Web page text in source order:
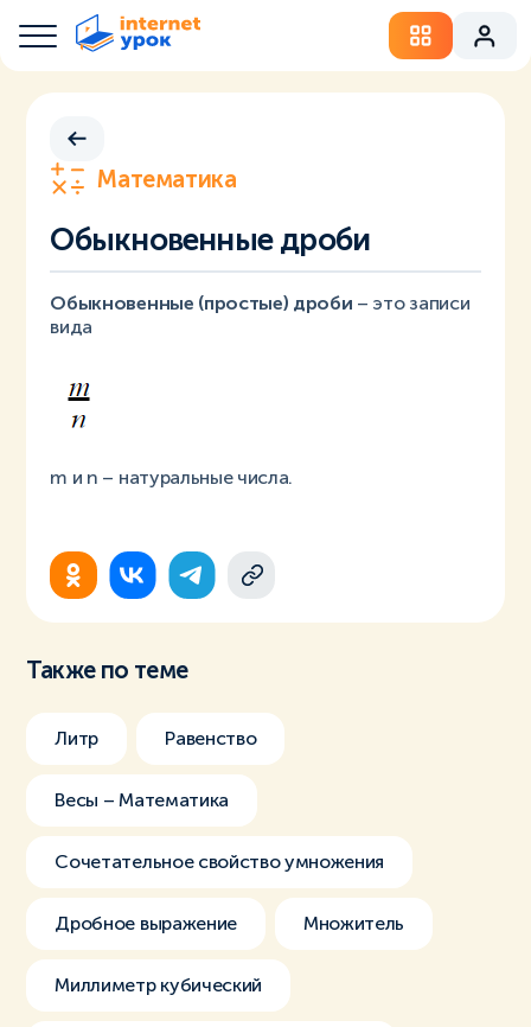
Математика
Обыкновенные дроби
Обыкновенные (простые) дроби – это записи
вида
m и n – натуральные числа.
Также по теме
Литр Равенство
Весы – Математика
Сочетательное свойство умножения
Дробное выражение Множитель
Миллиметр кубический